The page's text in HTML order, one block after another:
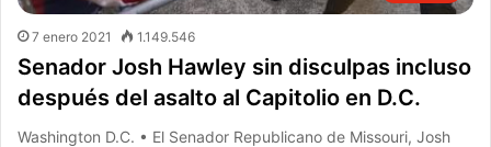
7 enero 2021 1.149.546
Senador Josh Hawley sin disculpas incluso
después del asalto al Capitolio en D.C.
Washington D.C. • El Senador Republicano de Missouri, Josh